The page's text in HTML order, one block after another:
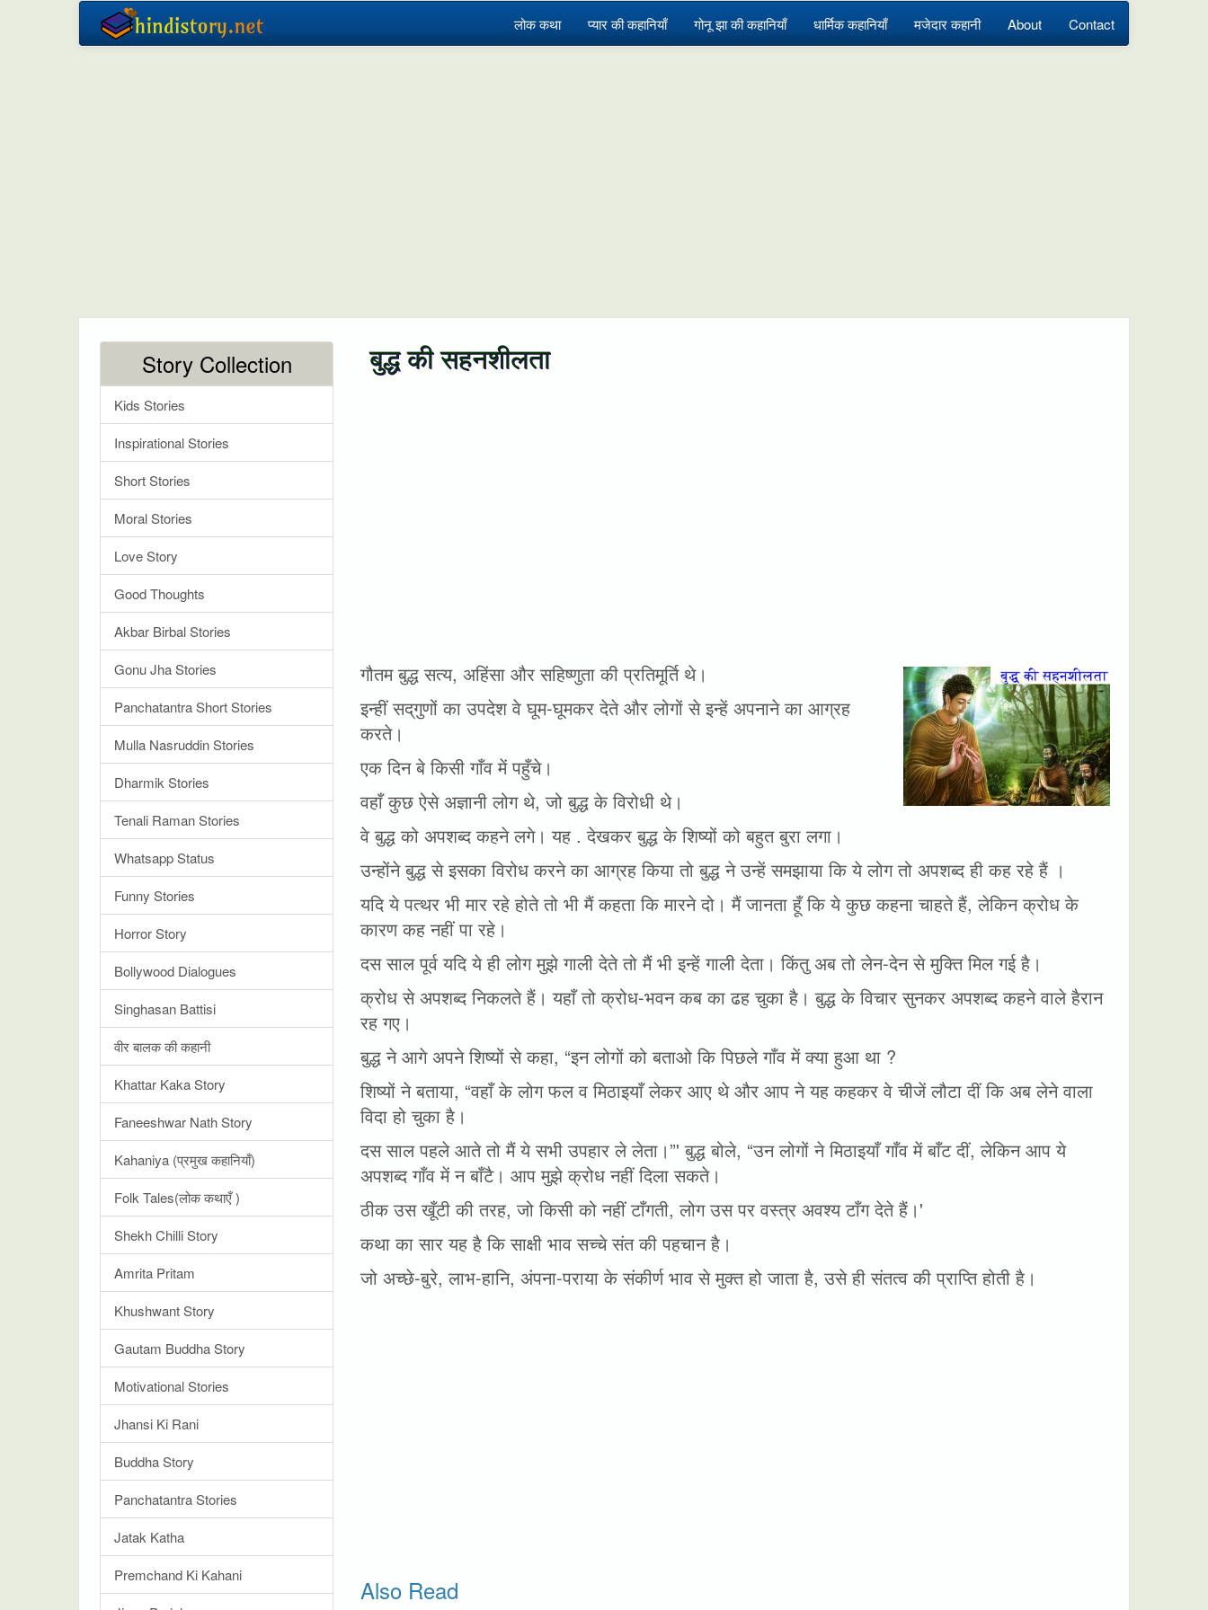
लोक कथा प्यार की कहानियाँ गोनू झा की कहानियाँ धार्मिक कहानियाँ मजेदार कहानी About Contact
बुद्ध की सहनशीलता
गौतम बुद्ध सत्य, अहिंसा और सहिष्णुता की प्रतिमूर्ति थे।
इन्हीं सद्‌गुणों का उपदेश वे घूम-घूमकर देते और लोगों से इन्हें अपनाने का आग्रह
करते।
एक दिन बे किसी गाँव में पहुँचे।
वहाँ कुछ ऐसे अज्ञानी लोग थे, जो बुद्ध के विरोधी थे।
वे बुद्ध को अपशब्द कहने लगे। यह . देखकर बुद्ध के शिष्यों को बहुत बुरा लगा।
उन्होंने बुद्ध से इसका विरोध करने का आग्रह किया तो बुद्ध ने उन्हें समझाया कि ये लोग तो अपशब्द ही कह रहे हैं ।
यदि ये पत्थर भी मार रहे होते तो भी मैं कहता कि मारने दो। मैं जानता हूँ कि ये कुछ कहना चाहते हैं, लेकिन क्रोध के
कारण कह नहीं पा रहे।
दस साल पूर्व यदि ये ही लोग मुझे गाली देते तो मैं भी इन्हें गाली देता। किंतु अब तो लेन-देन से मुक्ति मिल गई है।
क्रोध से अपशब्द निकलते हैं। यहाँ तो क्रोध-भवन कब का ढह चुका है। बुद्ध के विचार सुनकर अपशब्द कहने वाले हैरान
रह गए।
बुद्ध ने आगे अपने शिष्यों से कहा, “इन लोगों को बताओ कि पिछले गाँव में क्या हुआ था ?
शिष्यों ने बताया, “वहाँ के लोग फल व मिठाइयाँ लेकर आए थे और आप ने यह कहकर वे चीजें लौटा दीं कि अब लेने वाला
विदा हो चुका है।
दस साल पहले आते तो मैं ये सभी उपहार ले लेता।”' बुद्ध बोले, “उन लोगों ने मिठाइयाँ गाँव में बाँट दीं, लेकिन आप ये
अपशब्द गाँव में न बाँटै। आप मुझे क्रोध नहीं दिला सकते।
ठीक उस खूँटी की तरह, जो किसी को नहीं टाँगती, लोग उस पर वस्त्र अवश्य टाँग देते हैं।'
कथा का सार यह है कि साक्षी भाव सच्चे संत की पहचान है।
जो अच्छे-बुरे, लाभ-हानि, अंपना-पराया के संकीर्ण भाव से मुक्त हो जाता है, उसे ही संतत्व की प्राप्ति होती है।
Also Read
Story Collection
Kids Stories
Inspirational Stories
Short Stories
Moral Stories
Love Story
Good Thoughts
Akbar Birbal Stories
Gonu Jha Stories
Panchatantra Short Stories
Mulla Nasruddin Stories
Dharmik Stories
Tenali Raman Stories
Whatsapp Status
Funny Stories
Horror Story
Bollywood Dialogues
Singhasan Battisi
वीर बालक की कहानी
Khattar Kaka Story
Faneeshwar Nath Story
Kahaniya (प्रमुख कहानियाँ)
Folk Tales(लोक कथाएँ )
Shekh Chilli Story
Amrita Pritam
Khushwant Story
Gautam Buddha Story
Motivational Stories
Jhansi Ki Rani
Buddha Story
Panchatantra Stories
Jatak Katha
Premchand Ki Kahani